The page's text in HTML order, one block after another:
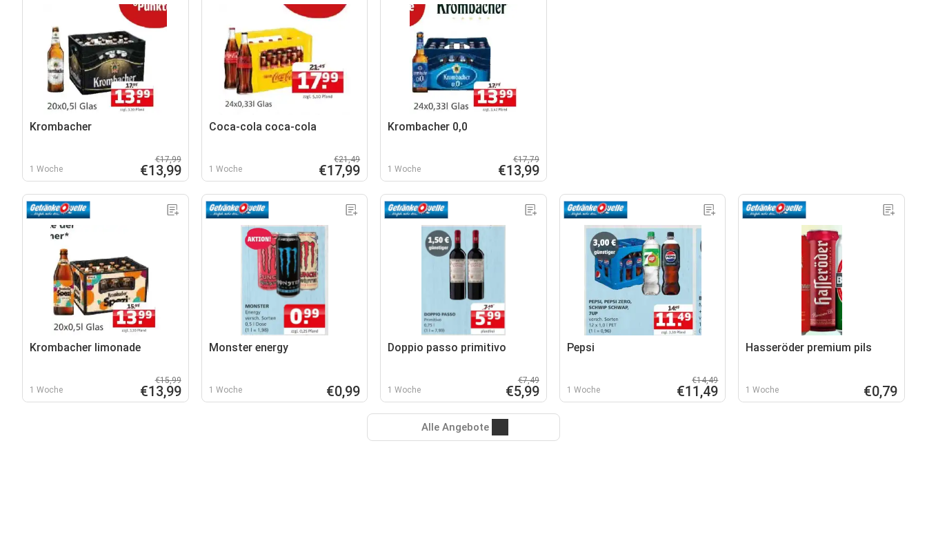
Krombacher
1 Woche
€17,99
€13,99
Coca-cola coca-cola
1 Woche
€21,49
€17,99
Krombacher 0,0
1 Woche
€17,79
€13,99
Krombacher limonade
1 Woche
€15,99
€13,99
Monster energy
1 Woche €0,99
Doppio passo primitivo
1 Woche
€7,49
€5,99
Pepsi
1 Woche
€14,49
€11,49
Hasseröder premium pils
1 Woche €0,79
Alle Angebote